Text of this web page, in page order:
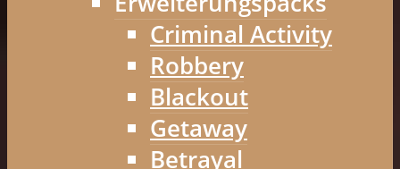
Criminal Activity
Robbery
Blackout
Getaway
Betrayal